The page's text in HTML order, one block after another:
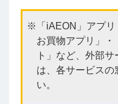
「iAEON」アプ
お買物アプリ」・
ト」など、外部
は、各サービスの
い。